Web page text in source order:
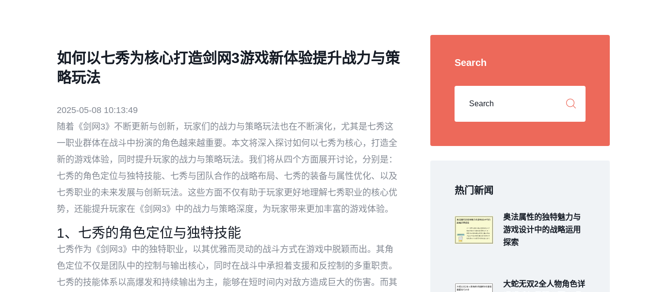
如何以七秀为核心打造剑网3游戏新体验提升战力与策
略玩法
2025-05-08 10:13:49
随着《剑网3》不断更新与创新，玩家们的战力与策略玩法也在不断演化，尤其是七秀这
一职业群体在战斗中扮演的角色越来越重要。本文将深入探讨如何以七秀为核心，打造全
新的游戏体验，同时提升玩家的战力与策略玩法。我们将从四个方面展开讨论，分别是：
七秀的角色定位与独特技能、七秀与团队合作的战略布局、七秀的装备与属性优化、以及
七秀职业的未来发展与创新玩法。这些方面不仅有助于玩家更好地理解七秀职业的核心优
势，还能提升玩家在《剑网3》中的战力与策略深度，为玩家带来更加丰富的游戏体验。
1、七秀的角色定位与独特技能
七秀作为《剑网3》中的独特职业，以其优雅而灵动的战斗方式在游戏中脱颖而出。其角
色定位不仅是团队中的控制与输出核心，同时在战斗中承担着支援和反控制的多重职责。
七秀的技能体系以高爆发和持续输出为主，能够在短时间内对敌方造成巨大的伤害。而其
Search
热门新闻
奥法属性的独特魅力与
游戏设计中的战略运用
探索
大蛇无双2全人物角色详